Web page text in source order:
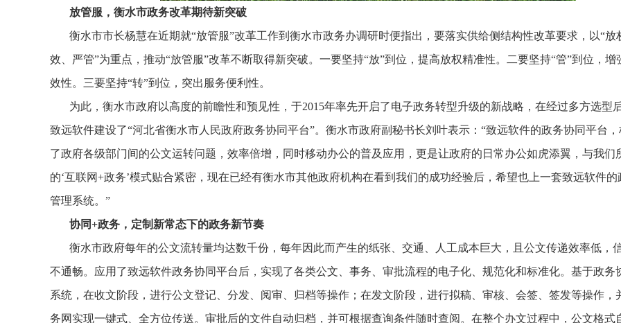
放管服，衡水市政务改革期待新突破
衡水市市长杨慧在近期就“放管服”改革工作到衡水市政务办调研时便指出，要落实供给侧结构性改革要求，以“放
效、严管”为重点，推动“放管服”改革不断取得新突破。一要坚持“放”到位，提高放权精准性。二要坚持“管”到位，增
效性。三要坚持“转”到位，突出服务便利性。
为此，衡水市政府以高度的前瞻性和预见性，于2015年率先开启了电子政务转型升级的新战略，在经过多方选型
致远软件建设了“河北省衡水市人民政府政务协同平台”。衡水市政府副秘书长刘叶表示：“致远软件的政务协同平台
了政府各级部门间的公文运转问题，效率倍增，同时移动办公的普及应用，更是让政府的日常办公如虎添翼，与我们
的‘互联网+政务’模式贴合紧密，现在已经有衡水市其他政府机构在看到我们的成功经验后，希望也上一套致远软件的
管理系统。”
协同+政务，定制新常态下的政务新节奏
衡水市政府每年的公文流转量均达数千份，每年因此而产生的纸张、交通、人工成本巨大，且公文传递效率低，
不通畅。应用了致远软件政务协同平台后，实现了各类公文、事务、审批流程的电子化、规范化和标准化。基于政务
系统，在收文阶段，进行公文登记、分发、阅审、归档等操作；在发文阶段，进行拟稿、审核、会签、签发等操作，
务网实现一键式、全方位传送。审批后的文件自动归档，并可根据查询条件随时查阅。在整个办文过程中，公文格式